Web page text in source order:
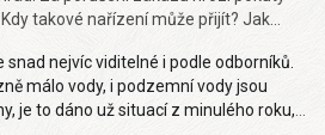
takové nařízení může přijít? Jak
nejvíc viditelné i podle odborníků.
málo vody, i podzemní vody jsou
je to dáno už situací z minulého roku,